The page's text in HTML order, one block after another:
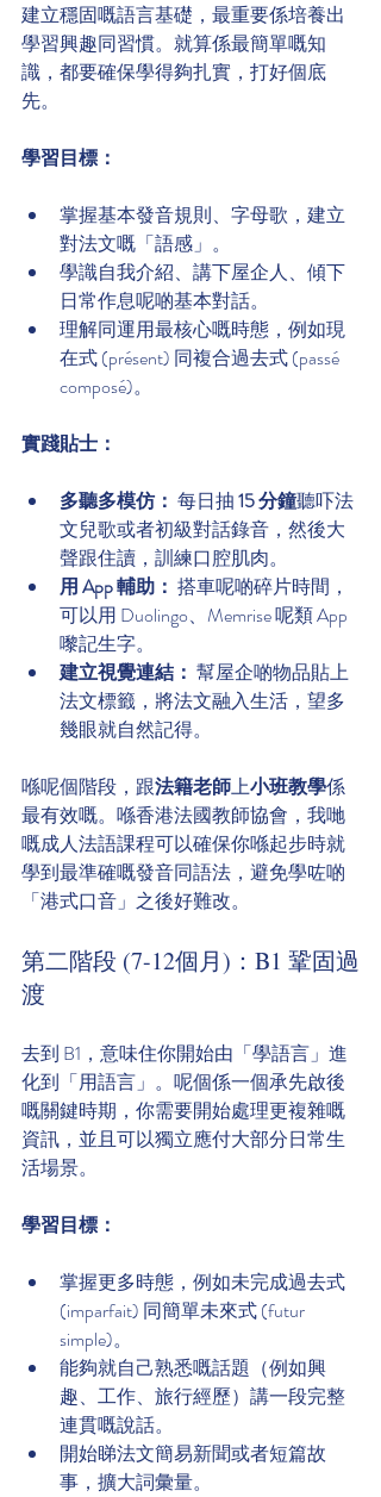
建立穩固嘅語言基礎，最重要係培養出
學習興趣同習慣。就算係最簡單嘅知
識，都要確保學得夠扎實，打好個底
先。
學習目標：
掌握基本發音規則、字母歌，建立
對法文嘅「語感」。
學識自我介紹、講下屋企人、傾下
日常作息呢啲基本對話。
理解同運用最核心嘅時態，例如現
在式 (présent) 同複合過去式 (passé
composé)。
實踐貼士：
多聽多模仿： 每日抽 15 分鐘聽吓法
文兒歌或者初級對話錄音，然後大
聲跟住讀，訓練口腔肌肉。
用 App 輔助： 搭車呢啲碎片時間，
可以用 Duolingo、Memrise 呢類 App
嚟記生字。
建立視覺連結： 幫屋企啲物品貼上
法文標籤，將法文融入生活，望多
幾眼就自然記得。
喺呢個階段，跟法籍老師上小班教學係
最有效嘅。喺香港法國教師協會，我哋
嘅成人法語課程可以確保你喺起步時就
學到最準確嘅發音同語法，避免學咗啲
「港式口音」之後好難改。
第二階段 (7-12個月)：B1 鞏固過
渡
去到 B1，意味住你開始由「學語言」進
化到「用語言」。呢個係一個承先啟後
嘅關鍵時期，你需要開始處理更複雜嘅
資訊，並且可以獨立應付大部分日常生
活場景。
學習目標：
掌握更多時態，例如未完成過去式
(imparfait) 同簡單未來式 (futur
simple)。
能夠就自己熟悉嘅話題（例如興
趣、工作、旅行經歷）講一段完整
連貫嘅說話。
開始睇法文簡易新聞或者短篇故
事，擴大詞彙量。